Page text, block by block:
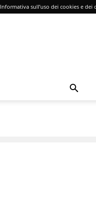
Informativa sull’uso dei cookies e dei